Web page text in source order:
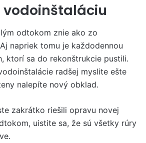
vodoinštaláciu
odtokom znie ako zo
napriek tomu je každodennou
ktorí sa do rekonštrukcie pustili.
radšej myslite ešte
nalepíte nový obklad.
zakrátko riešili opravu novej
uistite sa, že sú všetky rúry